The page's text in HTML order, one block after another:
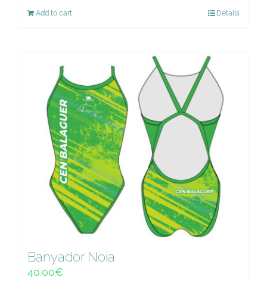
Add to cart Details
Banyador Noia
40.00€